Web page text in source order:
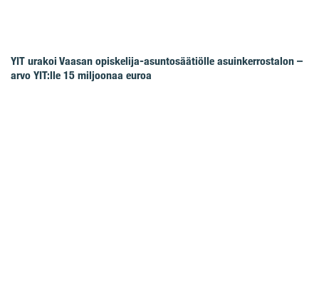
YIT urakoi Vaasan opiskelija-asuntosäätiölle asuinkerrostalon –
arvo YIT:lle 15 miljoonaa euroa